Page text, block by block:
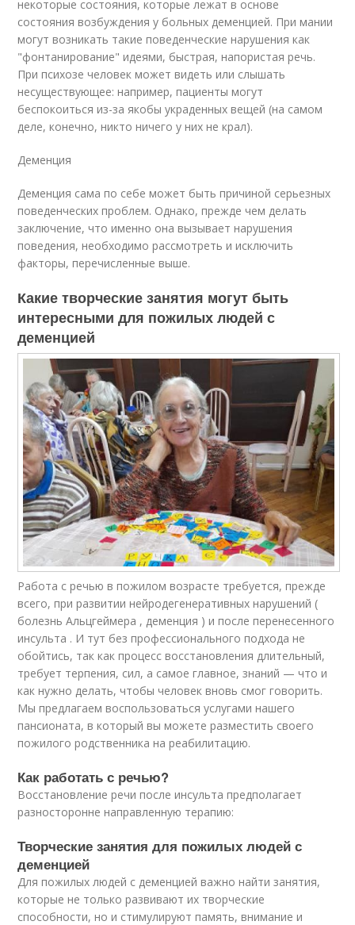
некоторые состояния, которые лежат в основе
состояния возбуждения у больных деменцией. При мании
могут возникать такие поведенческие нарушения как
"фонтанирование" идеями, быстрая, напористая речь.
При психозе человек может видеть или слышать
несуществующее: например, пациенты могут
беспокоиться из-за якобы украденных вещей (на самом
деле, конечно, никто ничего у них не крал).
Деменция
Деменция сама по себе может быть причиной серьезных
поведенческих проблем. Однако, прежде чем делать
заключение, что именно она вызывает нарушения
поведения, необходимо рассмотреть и исключить
факторы, перечисленные выше.
Какие творческие занятия могут быть
интересными для пожилых людей с
деменцией
Работа с речью в пожилом возрасте требуется, прежде
всего, при развитии нейродегенеративных нарушений (
болезнь Альцгеймера , деменция ) и после перенесенного
инсульта . И тут без профессионального подхода не
обойтись, так как процесс восстановления длительный,
требует терпения, сил, а самое главное, знаний — что и
как нужно делать, чтобы человек вновь смог говорить.
Мы предлагаем воспользоваться услугами нашего
пансионата, в который вы можете разместить своего
пожилого родственника на реабилитацию.
Как работать с речью?
Восстановление речи после инсульта предполагает
разносторонне направленную терапию:
Творческие занятия для пожилых людей с
деменцией
Для пожилых людей с деменцией важно найти занятия,
которые не только развивают их творческие
способности, но и стимулируют память, внимание и